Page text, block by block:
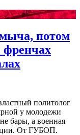
потом
френчах
политолог
у молодежи
бары, а военная
От ГУБОП.